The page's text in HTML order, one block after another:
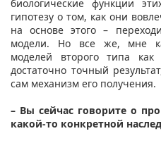
биологические функции
гипотезу о том, как они
на основе этого –
модели. Но все же, мне
моделей второго типа
достаточно точный
сам механизм его получения.
– Вы сейчас говорите о
какой-то конкретной